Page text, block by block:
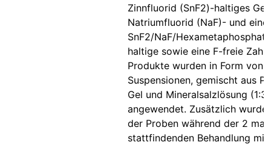
Zinnfluorid (SnF2)-haltiges
Natriumfluorid (NaF)- und eine
SnF2/NaF/Hexametaphosphat
haltige sowie eine F-freie
Produkte wurden in Form von
Suspensionen, gemischt aus
Gel und Mineralsalzlösung
angewendet. Zusätzlich
der Proben während der 2 mal
stattfindenden Behandlung mit